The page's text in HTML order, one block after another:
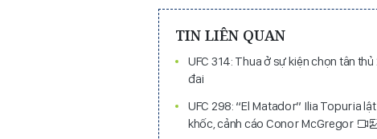
TIN LIÊN QUAN
UFC 314: Thua ở sự kiện chọn tân
đai
UFC 298: “El Matador” Ilia Topuria
khốc, cảnh cáo Conor McGregor